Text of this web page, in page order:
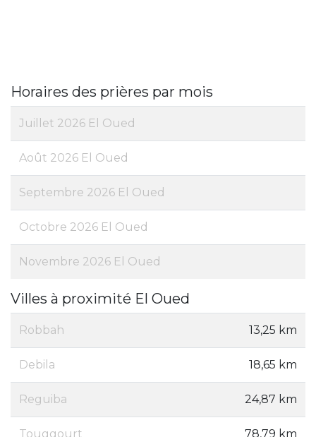
Horaires des prières par mois
Juillet 2026 El Oued
Août 2026 El Oued
Septembre 2026 El Oued
Octobre 2026 El Oued
Novembre 2026 El Oued
Villes à proximité El Oued
Robbah 13,25 km
Debila 18,65 km
Reguiba 24,87 km
Touggourt 78,79 km